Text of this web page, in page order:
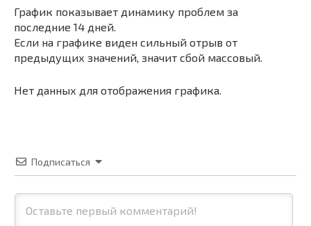
График показывает динамику проблем за
последние 14 дней.
Если на графике виден сильный отрыв от
предыдущих значений, значит сбой массовый.
Нет данных для отображения графика.
Подписаться